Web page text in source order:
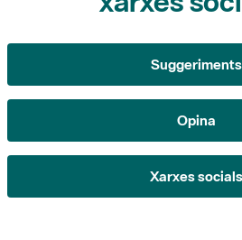
Opina
Xarxes socials